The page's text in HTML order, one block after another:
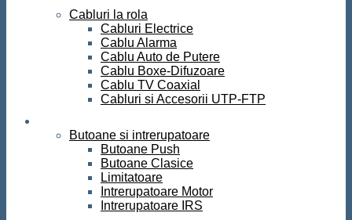
Cabluri la rola
Cabluri Electrice
Cablu Alarma
Cablu Auto de Putere
Cablu Boxe-Difuzoare
Cablu TV Coaxial
Cabluri si Accesorii UTP-FTP
Butoane si intrerupatoare
Butoane Push
Butoane Clasice
Limitatoare
Intrerupatoare Motor
Intrerupatoare IRS